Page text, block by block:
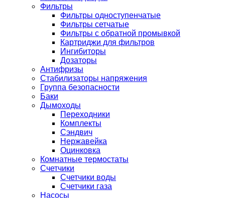
Фильтры
Фильтры одноступенчатые
Фильтры сетчатые
Фильтры с обратной промывкой
Картриджи для фильтров
Ингибиторы
Дозаторы
Антифризы
Стабилизаторы напряжения
Группа безопасности
Баки
Дымоходы
Переходники
Комплекты
Сэндвич
Нержавейка
Оцинковка
Комнатные термостаты
Счетчики
Счетчики воды
Счетчики газа
Насосы